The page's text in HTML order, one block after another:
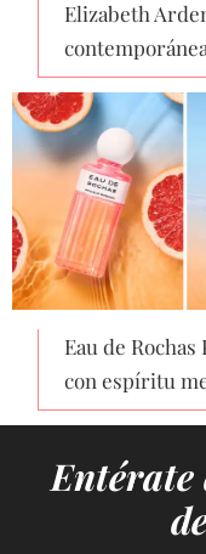
Elizabeth
Eau de
con espíritu
Entérate